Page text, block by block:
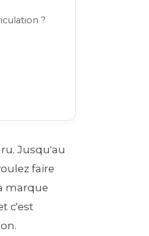
?
Jusqu'au
faire
marque
c'est